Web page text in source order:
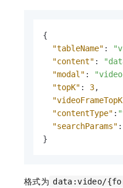
{
"tableName" :
"content" :
"modal" :
"topK" : 3,
"contentType" :
"searchParams" :
}
格式为 data:video/